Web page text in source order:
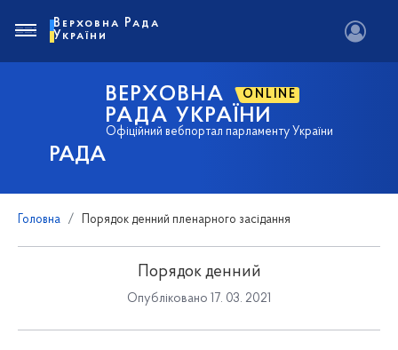
РАДА
ВЕРХОВНА ONLINE
РАДА УКРАЇНИ
Офіційний вебпортал парламенту України
Верховна Рада
України
Головна Порядок денний пленарного засідання
Порядок денний
Опубліковано 17. 03. 2021